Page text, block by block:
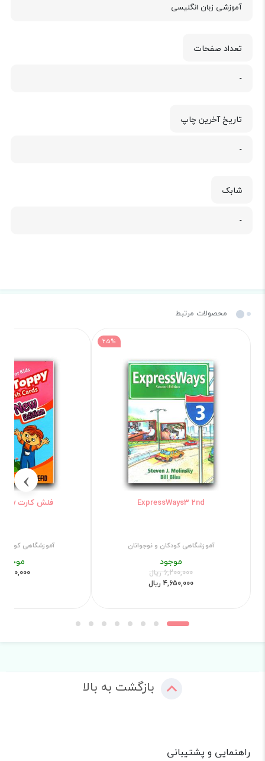
آموزشی زبان انگلیسی
تعداد صفحات
-
تاریخ آخرین چاپ
-
شابک
-
محصولات مرتبط
25%
ExpressWays3 2nd
آموزشگاهی کودکان و نوجوانان
موجود
6,200,000 ریال
4,650,000 ریال
فلش کارت Tippy Toppy
آموزشگاهی
موجود
600,000 ریال
›
بازگشت به بالا
راهنمایی و پشتیبانی